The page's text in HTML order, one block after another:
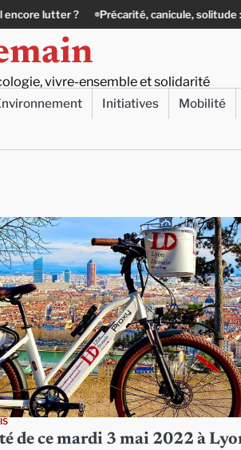
? Précarité, canicule, solitude : quand le
vivre-ensemble et solidarité
Initiatives Mobilité
de ce mardi 3 mai 2022 à